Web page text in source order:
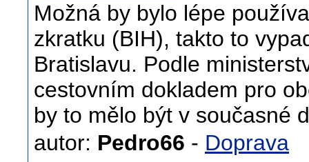
Možná by bylo lépe
zkratku (BIH), takto to
Bratislavu. Podle
cestovním dokladem pro
by to mělo být v současné
autor: Pedro66 - Doprava